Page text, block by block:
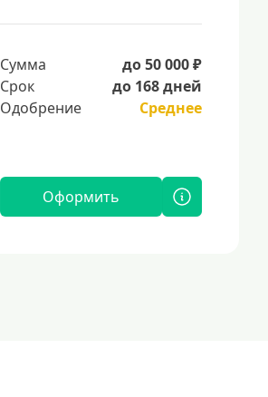
Сумма
до 50 000 ₽
Срок
до 168 дней
Одобрение
Среднее
Оформить